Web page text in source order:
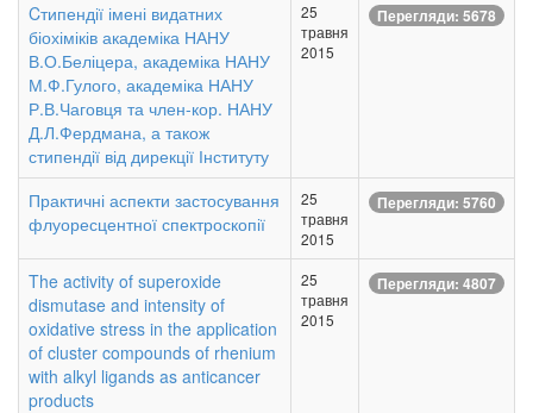
Cтипендії імені видатних
біохіміків академіка НАНУ
В.О.Беліцера, академіка НАНУ
М.Ф.Гулого, академіка НАНУ
Р.В.Чаговця та член-кор. НАНУ
Д.Л.Фердмана, а також
стипендії від дирекції Інституту
25
травня
2015
Перегляди: 5678
Практичні аспекти застосування
флуоресцентної спектроскопії
25
травня
2015
Перегляди: 5760
The activity of superoxide
dismutase and intensity of
oxidative stress in the application
of cluster compounds of rhenium
with alkyl ligands as anticancer
products
25
травня
2015
Перегляди: 4807